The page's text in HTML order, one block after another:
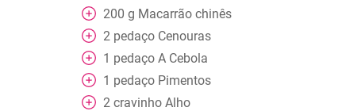
200 g Macarrão chinês
2 pedaço Cenouras
1 pedaço A Cebola
1 pedaço Pimentos
2 cravinho Alho